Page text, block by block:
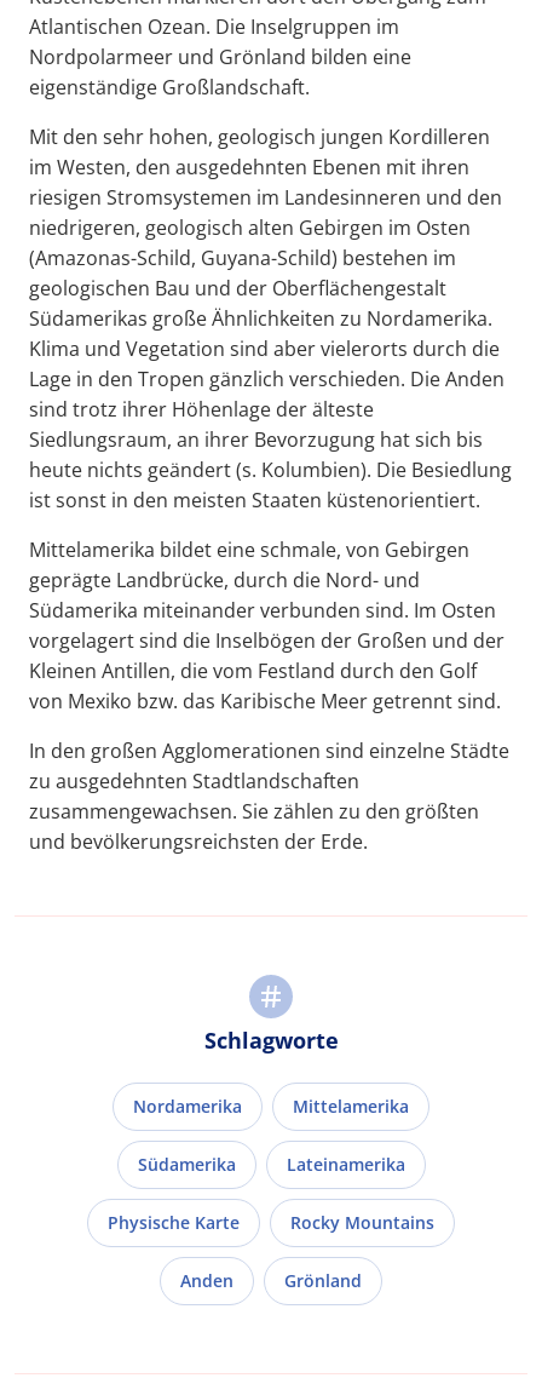
Atlantischen Ozean. Die Inselgruppen im
Nordpolarmeer und Grönland bilden eine
eigenständige Großlandschaft.
Mit den sehr hohen, geologisch jungen Kordilleren
im Westen, den ausgedehnten Ebenen mit ihren
riesigen Stromsystemen im Landesinneren und den
niedrigeren, geologisch alten Gebirgen im Osten
(Amazonas-Schild, Guyana-Schild) bestehen im
geologischen Bau und der Oberflächengestalt
Südamerikas große Ähnlichkeiten zu Nordamerika.
Klima und Vegetation sind aber vielerorts durch die
Lage in den Tropen gänzlich verschieden. Die Anden
sind trotz ihrer Höhenlage der älteste
Siedlungsraum, an ihrer Bevorzugung hat sich bis
heute nichts geändert (s. Kolumbien). Die Besiedlung
ist sonst in den meisten Staaten küstenorientiert.
Mittelamerika bildet eine schmale, von Gebirgen
geprägte Landbrücke, durch die Nord- und
Südamerika miteinander verbunden sind. Im Osten
vorgelagert sind die Inselbögen der Großen und der
Kleinen Antillen, die vom Festland durch den Golf
von Mexiko bzw. das Karibische Meer getrennt sind.
In den großen Agglomerationen sind einzelne Städte
zu ausgedehnten Stadtlandschaften
zusammengewachsen. Sie zählen zu den größten
und bevölkerungsreichsten der Erde.
Schlagworte
Nordamerika Mittelamerika
Südamerika Lateinamerika
Physische Karte Rocky Mountains
Anden Grönland